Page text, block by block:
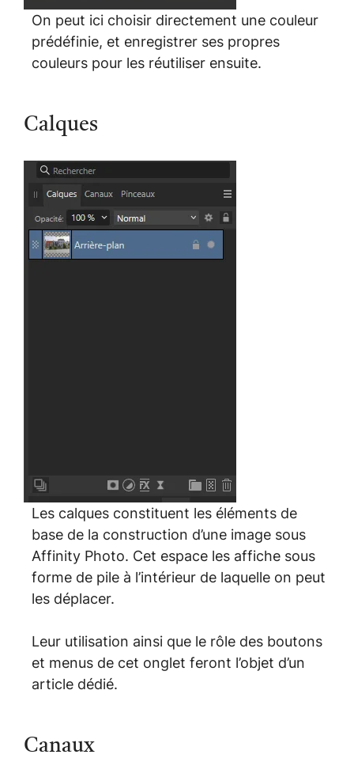
On peut ici choisir directement une couleur
prédéfinie, et enregistrer ses propres
couleurs pour les réutiliser ensuite.
Calques
Les calques constituent les éléments de
base de la construction d’une image sous
Affinity Photo. Cet espace les affiche sous
forme de pile à l’intérieur de laquelle on peut
les déplacer.
Leur utilisation ainsi que le rôle des boutons
et menus de cet onglet feront l’objet d’un
article dédié.
Canaux